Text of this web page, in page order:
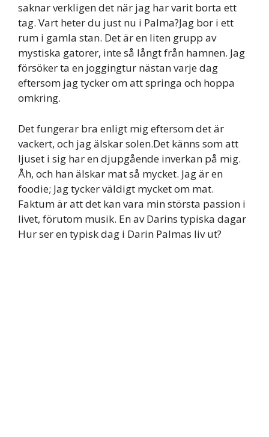
saknar verkligen det när jag har varit borta ett
tag. Vart heter du just nu i Palma?Jag bor i ett
rum i gamla stan. Det är en liten grupp av
mystiska gatorer, inte så långt från hamnen. Jag
försöker ta en joggingtur nästan varje dag
eftersom jag tycker om att springa och hoppa
omkring.
Det fungerar bra enligt mig eftersom det är
vackert, och jag älskar solen.Det känns som att
ljuset i sig har en djupgående inverkan på mig.
Åh, och han älskar mat så mycket. Jag är en
foodie; Jag tycker väldigt mycket om mat.
Faktum är att det kan vara min största passion i
livet, förutom musik. En av Darins typiska dagar
Hur ser en typisk dag i Darin Palmas liv ut?